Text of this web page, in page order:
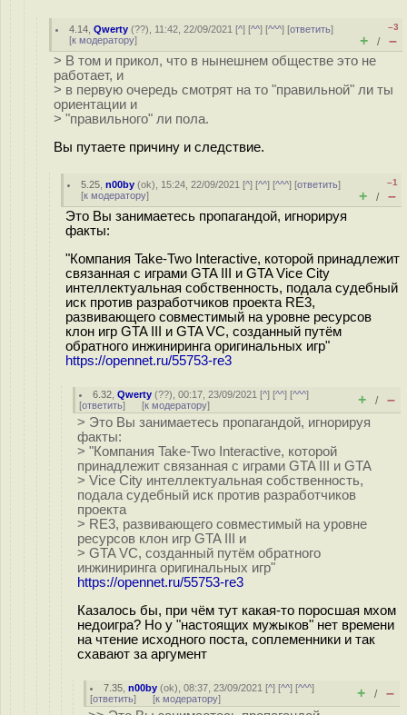
4.14 ,Qwerty (??), 11:42, 22/09/2021 [^] [^^] [^^^] [ответить]
[к модератору]
–3
+ / –
> В том и прикол, что в нынешнем обществе это не
работает, и
> в первую очередь смотрят на то "правильной" ли ты
ориентации и
> "правильного" ли пола.
Вы путаете причину и следствие.
5.25 ,n00by (ok), 15:24, 22/09/2021 [^] [^^] [^^^] [ответить]
[к модератору]
–1
+ / –
Это Вы занимаетесь пропагандой, игнорируя
факты:
"Компания Take-Two Interactive, которой принадлежит
связанная с играми GTA III и GTA Vice City
интеллектуальная собственность, подала судебный
иск против разработчиков проекта RE3,
развивающего совместимый на уровне ресурсов
клон игр GTA III и GTA VC, созданный путём
обратного инжиниринга оригинальных игр"
https://opennet.ru/55753-re3
6.32 ,Qwerty (??), 00:17, 23/09/2021 [^] [^^] [^^^]
[ответить] [к модератору] + / –
> Это Вы занимаетесь пропагандой, игнорируя
факты:
> "Компания Take-Two Interactive, которой
принадлежит связанная с играми GTA III и GTA
> Vice City интеллектуальная собственность,
подала судебный иск против разработчиков
проекта
> RE3, развивающего совместимый на уровне
ресурсов клон игр GTA III и
> GTA VC, созданный путём обратного
инжиниринга оригинальных игр"
https://opennet.ru/55753-re3
Казалось бы, при чём тут какая-то поросшая мхом
недоигра? Но у "настоящих мужыков" нет времени
на чтение исходного поста, соплеменники и так
схавают за аргумент
7.35 ,n00by (ok), 08:37, 23/09/2021 [^] [^^] [^^^]
[ответить] [к модератору] + / –